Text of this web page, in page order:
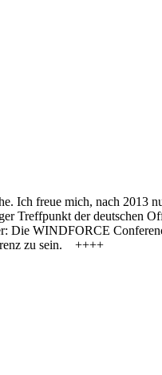
Ich freue mich, nach 2013
Treffpunkt der deutschen
Die WINDFORCE
zu sein. ++++